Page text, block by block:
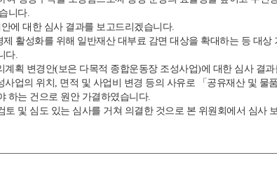
니다.
에 대한 심사 결과를 보고드리겠습니다.
활성화를 위해 일반재산 대부료 감면 대상을 확대하는 등 대
다.
계획 변경안(보은 다목적 종합운동장 조성사업)에 대한 심사 결
사업의 위치, 면적 및 사업비 변경 등의 사유로 「공유재산 및 물
하는 건으로 원안 가결하였습니다.
및 심도 있는 심사를 거쳐 의결한 것으로 본 위원회에서 심사